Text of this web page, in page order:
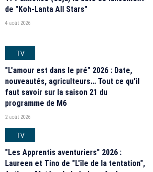
de "Koh-Lanta All Stars"
4 août 2026
TV
"L'amour est dans le pré" 2026 : Date,
nouveautés, agriculteurs… Tout ce qu'il
faut savoir sur la saison 21 du
programme de M6
2 août 2026
TV
"Les Apprentis aventuriers" 2026 :
Laureen et Tino de "L'île de la tentation",